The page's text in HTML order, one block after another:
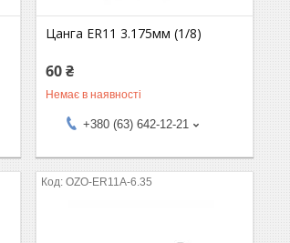
Цанга ER11 3.175мм (1/8)
60 ₴
Немає в наявності
+380 (63) 642-12-21
OZO-ER11A-6.35